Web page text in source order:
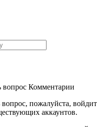
вопрос Комментарии
вопрос, пожалуйста,
аккаунтов.